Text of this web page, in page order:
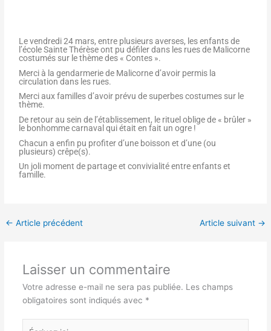
Le vendredi 24 mars, entre plusieurs averses, les enfants de
l’école Sainte Thérèse ont pu défiler dans les rues de Malicorne
costumés sur le thème des « Contes ».
Merci à la gendarmerie de Malicorne d’avoir permis la
circulation dans les rues.
Merci aux familles d’avoir prévu de superbes costumes sur le
thème.
De retour au sein de l’établissement, le rituel oblige de « brûler »
le bonhomme carnaval qui était en fait un ogre !
Chacun a enfin pu profiter d’une boisson et d’une (ou
plusieurs) crêpe(s).
Un joli moment de partage et convivialité entre enfants et
famille.
← Article précédent Article suivant →
Laisser un commentaire
Votre adresse e-mail ne sera pas publiée. Les champs
obligatoires sont indiqués avec *
Écrivez